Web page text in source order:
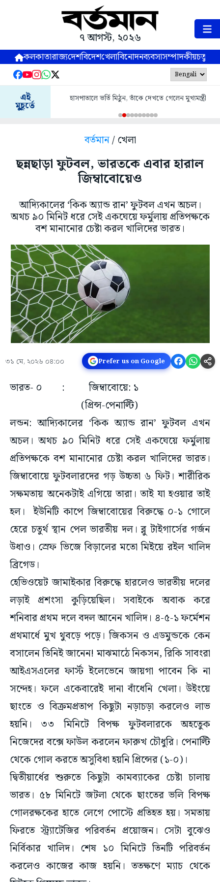
৭ আগস্ট, ২০২৬
কলকাতারাজ্যদেশবিদেশখেলাবিনোদনব্যবসাসম্পাদকীয়
এই
মুহূর্তে
হাসপাতালে ভর্তি মিঠুন, তাঁকে দেখতে গেলেন মুখ্যমন্ত্রী
বর্তমান/ খেলা
ছন্নছাড়া ফুটবল, ভারতকে এবার হারাল
জিম্বাবোয়েও
আদ্যিকালের ‘কিক অ্যান্ড রান’ ফুটবল এখন অচল।
অথচ ৯০ মিনিট ধরে সেই একঘেয়ে ফর্মুলায় প্রতিপক্ষকে
বশ মানানোর চেষ্টা করল খালিদের ভারত।
৩১ মে, ২০২৬ ০৪:০০ Prefer us on Google
ভারত- ০ : জিম্বাবোয়ে: ১
(প্রিন্স-পেনাল্টি)
লন্ডন: আদ্যিকালের ‘কিক অ্যান্ড রান’ ফুটবল এখন
অচল। অথচ ৯০ মিনিট ধরে সেই একঘেয়ে ফর্মুলায়
প্রতিপক্ষকে বশ মানানোর চেষ্টা করল খালিদের ভারত।
জিম্বাবোয়ে ফুটবলারদের গড় উচ্চতা ৬ ফিট। শারীরিক
সক্ষমতায় অনেকটাই এগিয়ে তারা। তাই যা হওয়ার তাই
হল। ইউনিটি কাপে জিম্বাবোয়ের বিরুদ্ধে ০-১ গোলে
হেরে চতুর্থ স্থান পেল ভারতীয় দল। ব্লু টাইগার্সের গর্জন
উধাও। স্রেফ ভিজে বিড়ালের মতো মিইয়ে রইল খালিদ
ব্রিগেড।
হেভিওয়েট জামাইকার বিরুদ্ধে হারলেও ভারতীয় দলের
লড়াই প্রশংসা কুড়িয়েছিল। সবাইকে অবাক করে
শনিবার প্রথম দলে বদল আনেন খালিদ। ৪-৫-১ ফর্মেশন
প্রথমার্ধে মুখ থুবড়ে পড়ে। জিকসন ও এডমুন্ডকে কেন
বসালেন তিনিই জানেন! মাঝমাঠে নিকসন, রিকি সাবংরা
আইএসএলের ফার্স্ট ইলেভেনে জায়গা পাবেন কি না
সন্দেহ। ফলে একেবারেই দানা বাঁধেনি খেলা। উইংয়ে
ছাংতে ও বিক্রমপ্রতাপ কিছুটা নড়াচড়া করলেও লাভ
হয়নি। ৩৩ মিনিটে বিপক্ষ ফুটবলারকে অহতেুক
নিজেদের বক্সে ফাউল করলেন ফারুখ চৌধুরি। পেনাল্টি
থেকে গোল করতে অসুবিধা হয়নি প্রিন্সের (১-০)।
দ্বিতীয়ার্ধের শুরুতে কিছুটা কামব্যাকের চেষ্টা চালায়
ভারত। ৫৮ মিনিটে জটলা থেকে ছাংতের ভলি বিপক্ষ
গোলরক্ষকের হাতে লেগে পোস্টে প্রতিহত হয়। সমতায়
ফিরতে স্ট্র্যাটেজির পরিবর্তন প্রয়োজন। সেটা বুঝেও
নির্বিকার খালিদ। শেষ ১০ মিনিটে তিনটি পরিবর্তন
করলেও কাজের কাজ হয়নি। ততক্ষণে ম্যাচ থেকে